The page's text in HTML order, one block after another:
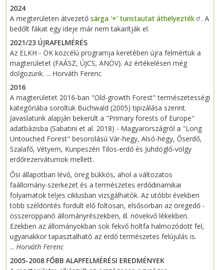
2024
A megterületen átvezető sárga '+' turistautat áthelyezték
. A
bedőlt fákat egy ideje már nem takarítják el.
2021/23 ÚJRAFELMÉRÉS
Az ELKH - ÖK közcélú programja keretében újra felmértük a
magterületet (FAÁSZ, ÚJCS, ANÖV). Az értékelésen még
dolgozunk. ... Horváth Ferenc
2016
A magterületet 2016-ban "Old-growth Forest" természetességi
kategóriába soroltuk Buchwald (2005) tipizálása szerint.
Javaslatunk alapján bekerült a "Primary forests of Europe"
adatbázisba (Sabatini et al. 2018) - Magyarországról a "Long
Untouched Forest" besorolású Vár-hegy, Alsó-hegy, Őserdő,
Szalafő, Vétyem, Kunpeszéri Tilos-erdő és Juhdöglő-völgy
erdőrezervátumok mellett.
Ősi állapotban lévő, öreg bükkös, ahol a változatos
faállomány-szerkezet és a természetes erdődinamikai
folyamatok teljes ciklusban vizsgálhatók. Az utóbbi években
több széldöntés fordult elő foltosan, elsősorban az öregedő -
összeroppanó állományrészekben, ill. növekvő lékekben.
Ezekben az állományokban sok fekvő holtfa halmozódott fel,
ugyanakkor tapasztalható az erdő természetes felújulás is.
... Horváth Ferenc
2005-2008 FŐBB ALAPFELMÉRÉSI EREDMÉNYEK